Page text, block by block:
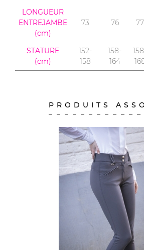
LONGUEUR
ENTREJAMBE
(cm)
73 76 77
STATURE
(cm)
152-
158
158-
164
PRODUITS